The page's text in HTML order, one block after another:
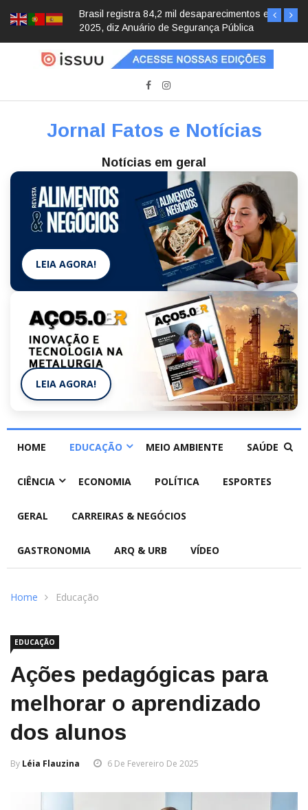
Brasil registra 84,2 mil desaparecimentos em
2025, diz Anuário de Segurança Pública
Jornal Fatos e Notícias
Notícias em geral
LEIA AGORA!
LEIA AGORA!
HOME EDUCAÇÃO MEIO AMBIENTE SAÚDE
CIÊNCIA ECONOMIA POLÍTICA ESPORTES
GERAL CARREIRAS & NEGÓCIOS
GASTRONOMIA ARQ & URB VÍDEO
Home Educação
EDUCAÇÃO
Ações pedagógicas para
melhorar o aprendizado
dos alunos
By Léia Flauzina 6 De Fevereiro De 2025